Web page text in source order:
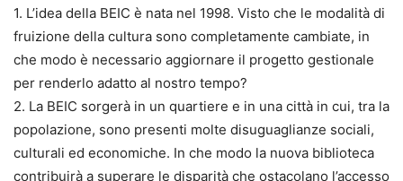
1. L’idea della BEIC è nata nel 1998. Visto che le modalità di
fruizione della cultura sono completamente cambiate, in
che modo è necessario aggiornare il progetto gestionale
per renderlo adatto al nostro tempo?
2. La BEIC sorgerà in un quartiere e in una città in cui, tra la
popolazione, sono presenti molte disuguaglianze sociali,
culturali ed economiche. In che modo la nuova biblioteca
contribuirà a superare le disparità che ostacolano l’accesso